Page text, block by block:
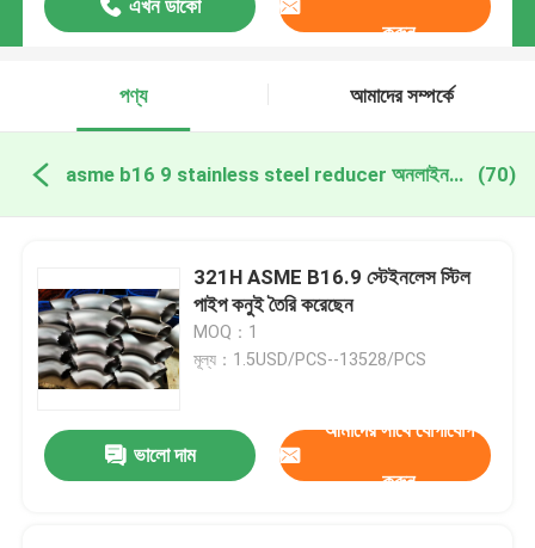
এখন ডাকো
করুন
পণ্য আমাদের সম্পর্কে
asme b16 9 stainless steel reducer অনলাইন উত্পাদন (70)
321H ASME B16.9 স্টেইনলেস স্টিল
পাইপ কনুই তৈরি করেছেন
MOQ：1
মূল্য：1.5USD/PCS--13528/PCS
ভালো দাম
আমাদের সাথে যোগাযোগ
করুন